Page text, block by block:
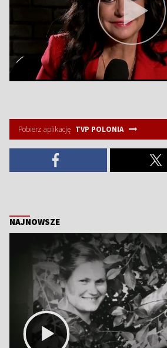
Pobierz aplikację TVP POLONIA
NAJNOWSZE